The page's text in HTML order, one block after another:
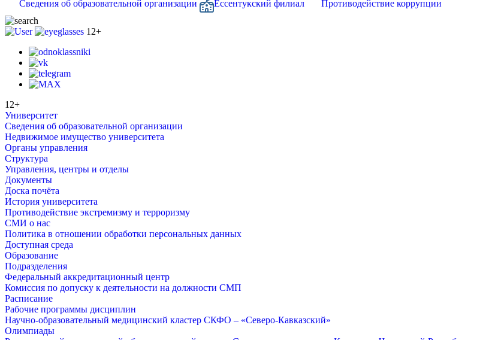
Сведения об образовательной организации
Ессентукский филиал Противодействие коррупции
12+
12+
Университет
Сведения об образовательной организации
Недвижимое имущество университета
Органы управления
Структура
Управления, центры и отделы
Документы
Доска почёта
История университета
Противодействие экстремизму и терроризму
СМИ о нас
Политика в отношении обработки персональных данных
Доступная среда
Образование
Подразделения
Федеральный аккредитационный центр
Комиссия по допуску к деятельности на должности СМП
Расписание
Рабочие программы дисциплин
Научно-образовательный медицинский кластер СКФО – «Северо-Кавказский»
Олимпиады